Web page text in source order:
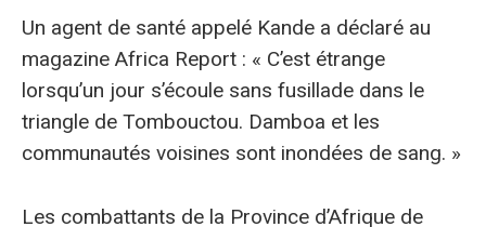
Un agent de santé appelé Kande a déclaré au
magazine Africa Report : « C’est étrange
lorsqu’un jour s’écoule sans fusillade dans le
triangle de Tombouctou. Damboa et les
communautés voisines sont inondées de sang. »
Les combattants de la Province d’Afrique de